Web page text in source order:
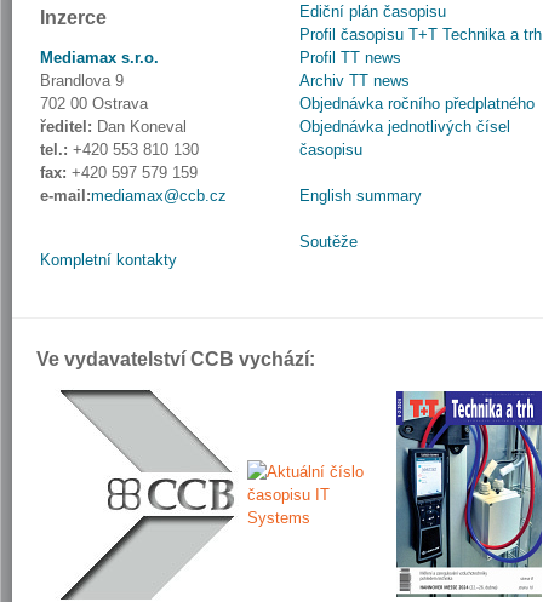
Inzerce
Mediamax s.r.o.
Brandlova 9
702 00 Ostrava
ředitel: Dan Koneval
tel.: +420 553 810 130
fax: +420 597 579 159
e-mail:mediamax@ccb.cz
Kompletní kontakty
Ediční plán časopisu
Profil časopisu T+T Technika a trh
Profil TT news
Archiv TT news
Objednávka ročního předplatného
Objednávka jednotlivých čísel
časopisu
English summary
Soutěže
Ve vydavatelství CCB vychází: